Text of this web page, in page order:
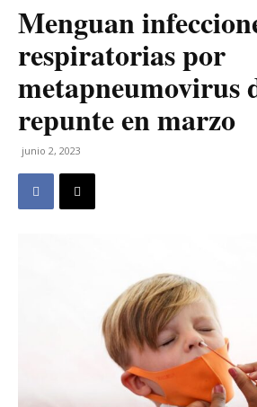
Menguan
respiratorias por
metapneumovirus
repunte en marzo
junio 2, 2023